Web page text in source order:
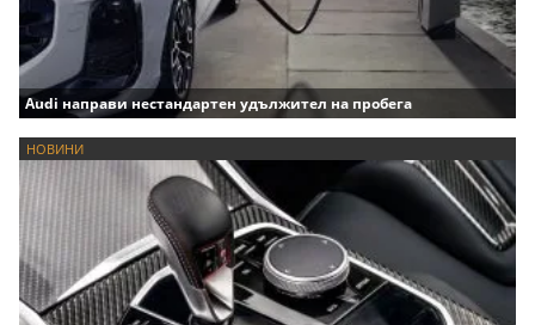
Audi направи нестандартен удължител на пробега
НОВИНИ